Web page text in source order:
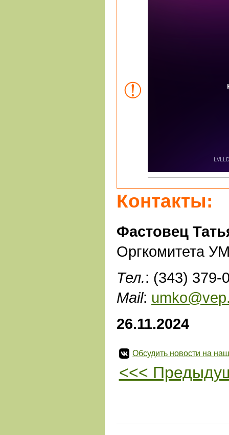
Контакты:
Фастовец
Оргкомитета
Тел.: (343) 379-
Mail:
26.11.2024
Обсудить новости на
<<<